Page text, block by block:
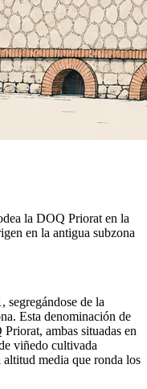
la DOQ Priorat en la
en la antigua subzona
segregándose de la
Esta denominación de
ambas situadas en
viñedo cultivada
altitud media que ronda los